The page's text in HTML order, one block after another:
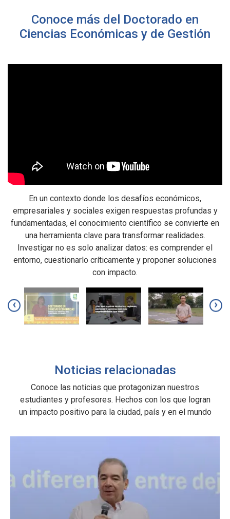
Conoce más del Doctorado en
En un contexto donde los desafíos económicos,
empresariales y sociales exigen respuestas profundas y
fundamentadas, el conocimiento científico se convierte en
una herramienta clave para transformar realidades.
Investigar no es solo analizar datos: es comprender el
entorno, cuestionarlo críticamente y proponer soluciones
‹ ›
Noticias relacionadas
Conoce las noticias que protagonizan nuestros
estudiantes y profesores. Hechos con los que logran